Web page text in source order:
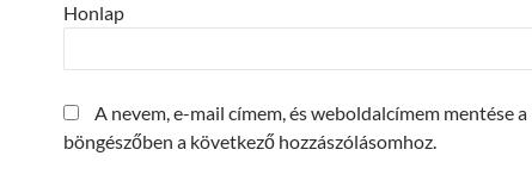
Honlap
A nevem, e-mail címem, és weboldalcímem mentése a
böngészőben a következő hozzászólásomhoz.